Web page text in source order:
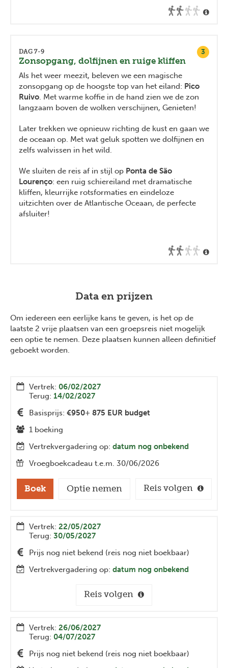
3
DAG 7-9
Zonsopgang, dolfijnen en ruige kliffen
Als het weer meezit, beleven we een magische
zonsopgang op de hoogste top van het eiland: Pico
Ruivo. Met warme koffie in de hand zien we de zon
langzaam boven de wolken verschijnen, Genieten!
Later trekken we opnieuw richting de kust en gaan we
de oceaan op. Met wat geluk spotten we dolfijnen en
zelfs walvissen in het wild.
We sluiten de reis af in stijl op Ponta de São
Lourenço: een ruig schiereiland met dramatische
kliffen, kleurrijke rotsformaties en eindeloze
uitzichten over de Atlantische Oceaan, de perfecte
afsluiter!
Data en prijzen
Om iedereen een eerlijke kans te geven, is het op de
laatste 2 vrije plaatsen van een groepsreis niet mogelijk
een optie te nemen. Deze plaatsen kunnen alleen definitief
geboekt worden.
Vertrek: 06/02/2027
Terug: 14/02/2027
Basisprijs: €950+ 875 EUR budget
1 boeking
Vertrekvergadering op: datum nog onbekend
Vroegboekcadeau t.e.m. 30/06/2026
Boek Optie nemen Reis volgen
Vertrek: 22/05/2027
Terug: 30/05/2027
Prijs nog niet bekend (reis nog niet boekbaar)
Vertrekvergadering op: datum nog onbekend
Reis volgen
Vertrek: 26/06/2027
Terug: 04/07/2027
Prijs nog niet bekend (reis nog niet boekbaar)